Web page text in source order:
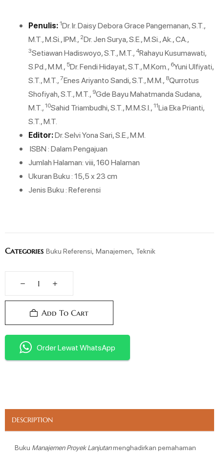
Penulis:1Dr. Ir. Daisy Debora Grace Pangemanan, S.T.,
M.T., M.Si., IPM., 2Dr. Jen Surya, S.E., M.Si., Ak., CA.,
3Setiawan Hadiswoyo, S.T., M.T., 4Rahayu Kusumawati,
S.Pd., M.M., 5Dr. Fendi Hidayat, S.T., M.Kom., 6Yuni Ulfiyati,
S.T., M.T.,7Enes Ariyanto Sandi, S.T., M.M., 8Qurrotus
Shofiyah, S.T., M.T., 9Gde Bayu Mahatmanda Sudana,
M.T.,10Sahid Triambudhi, S.T., M.M.S.I.,11Lia Eka Prianti,
S.T., M.T.
Editor:Dr. Selvi Yona Sari, S.E., M.M.
ISBN : Dalam Pengajuan
Jumlah Halaman: viii, 160 Halaman
Ukuran Buku : 15,5 x 23 cm
Jenis Buku : Referensi
Categories Buku Referensi, Manajemen, Teknik
Add To Cart
Order Lewat WhatsApp
DESCRIPTION
Buku Manajemen Proyek Lanjutanmenghadirkan pemahaman